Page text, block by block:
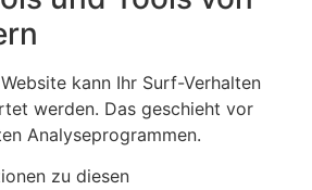
kann Ihr Surf-Verhalten
werden. Das geschieht vor
Analyseprogrammen.
zu diesen